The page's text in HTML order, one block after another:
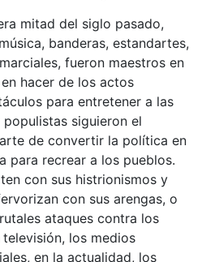
mitad del siglo pasado,
banderas, estandartes,
fueron maestros en
hacer de los actos
para entretener a las
siguieron el
de convertir la política en
para recrear a los pueblos.
con sus histrionismos y
con sus arengas, o
ataques contra los
los medios
en la actualidad, los